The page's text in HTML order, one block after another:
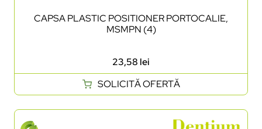
CAPSA PLASTIC POSITIONER PORTOCALIE,
MSMPN (4)
23,58 lei
SOLICITĂ OFERTĂ